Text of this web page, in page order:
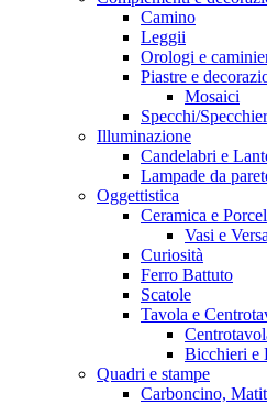
Camino
Leggii
Orologi e
Piastre e
Mosaici
Specchi/
Illuminazione
Candelabri e
Lampade da
Oggettistica
Ceramica e
Vasi e
Curiosità
Ferro Battuto
Scatole
Tavola e
Bicchieri e
Quadri e stampe
Carboncino,